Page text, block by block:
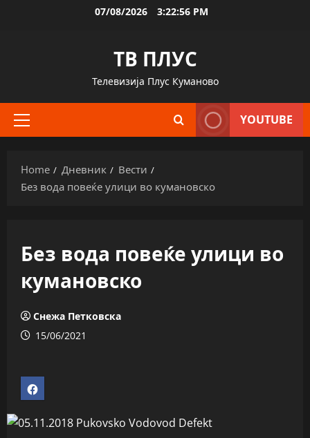
07/08/2026 3:22:57 PM
ТВ ПЛУС
Телевизија Плус Куманово
Primary
YOUTUBE
Home Дневник
Вести
Без вода повеќе улици во кумановско
Без вода повеќе улици во
кумановско
Снежа Петковска
15/06/2021